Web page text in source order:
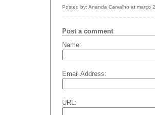
Posted by: Ananda Carvalho at março
Post a comment
Name:
Email Address:
URL: